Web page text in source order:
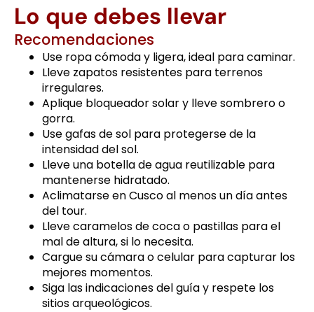
Lo que debes llevar
Recomendaciones
Use ropa cómoda y ligera, ideal para caminar.
Lleve zapatos resistentes para terrenos
irregulares.
Aplique bloqueador solar y lleve sombrero o
gorra.
Use gafas de sol para protegerse de la
intensidad del sol.
Lleve una botella de agua reutilizable para
mantenerse hidratado.
Aclimatarse en Cusco al menos un día antes
del tour.
Lleve caramelos de coca o pastillas para el
mal de altura, si lo necesita.
Cargue su cámara o celular para capturar los
mejores momentos.
Siga las indicaciones del guía y respete los
sitios arqueológicos.